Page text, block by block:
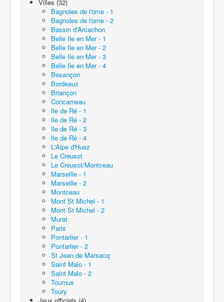
Villes (32)
Bagnoles de l'orne - 1
Bagnoles de l'orne - 2
Bassin d'Arcachon
Belle Ile en Mer - 1
Belle Ile en Mer - 2
Belle Ile en Mer - 3
Belle Ile en Mer - 4
Besançon
Bordeaux
Briançon
Concarneau
Ile de Ré - 1
Ile de Ré - 2
Ile de Ré - 3
Ile de Ré - 4
L'Alpe d'Huez
Le Creusot
Le Creusot/Montceau
Marseille - 1
Marseille - 2
Montceau
Mont St Michel - 1
Mont St Michel - 2
Murat
Paris
Pontarlier - 1
Pontarlier - 2
St Jean de Marsacq
Saint Malo - 1
Saint Malo - 2
Tournus
Toury